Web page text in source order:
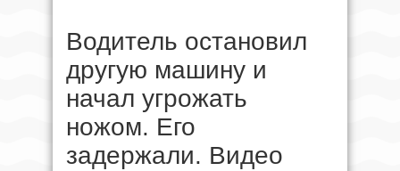
Водитель остановил
другую машину и
начал угрожать
ножом. Его
задержали. Видео